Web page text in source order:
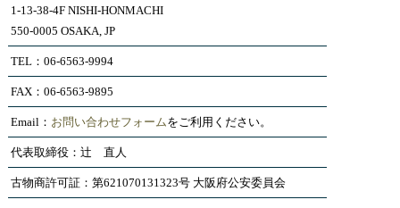
1-13-38-4F NISHI-HONMACHI
550-0005 OSAKA, JP
TEL：06-6563-9994
FAX：06-6563-9895
Email： お問い合わせフォームをご利用ください。
代表取締役：辻 直人
古物商許可証：第621070131323号 大阪府公安委員会